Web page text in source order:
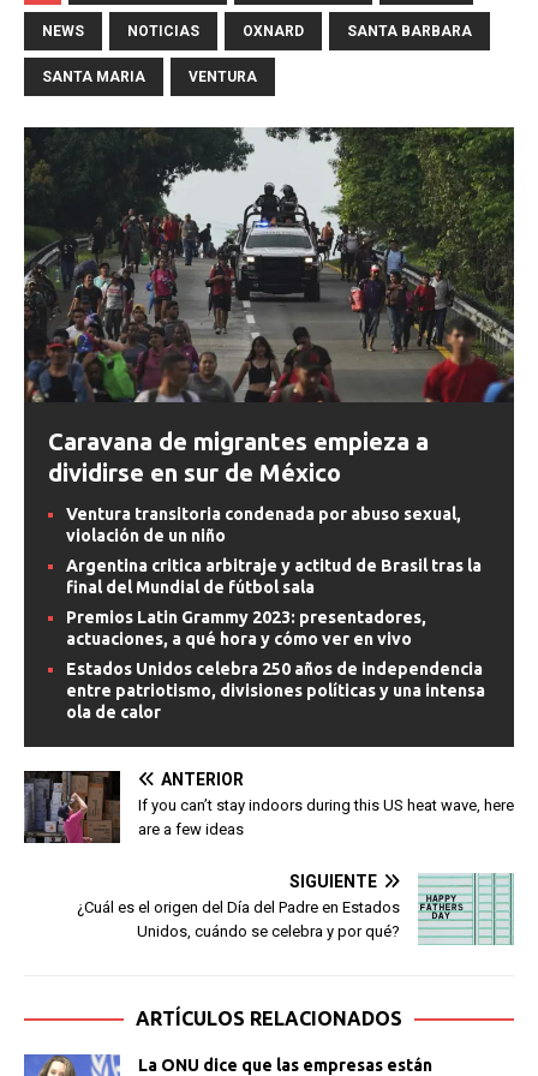
NEWS NOTICIAS OXNARD SANTA BARBARA
SANTA MARIA VENTURA
Caravana de migrantes empieza a
dividirse en sur de México
Ventura transitoria condenada por abuso sexual,
violación de un niño
Argentina critica arbitraje y actitud de Brasil tras la
final del Mundial de fútbol sala
Premios Latin Grammy 2023: presentadores,
actuaciones, a qué hora y cómo ver en vivo
Estados Unidos celebra 250 años de independencia
entre patriotismo, divisiones políticas y una intensa
ola de calor
ANTERIOR
If you can’t stay indoors during this US heat wave, here
are a few ideas
SIGUIENTE
¿Cuál es el origen del Día del Padre en Estados
Unidos, cuándo se celebra y por qué?
ARTÍCULOS RELACIONADOS
La ONU dice que las empresas están